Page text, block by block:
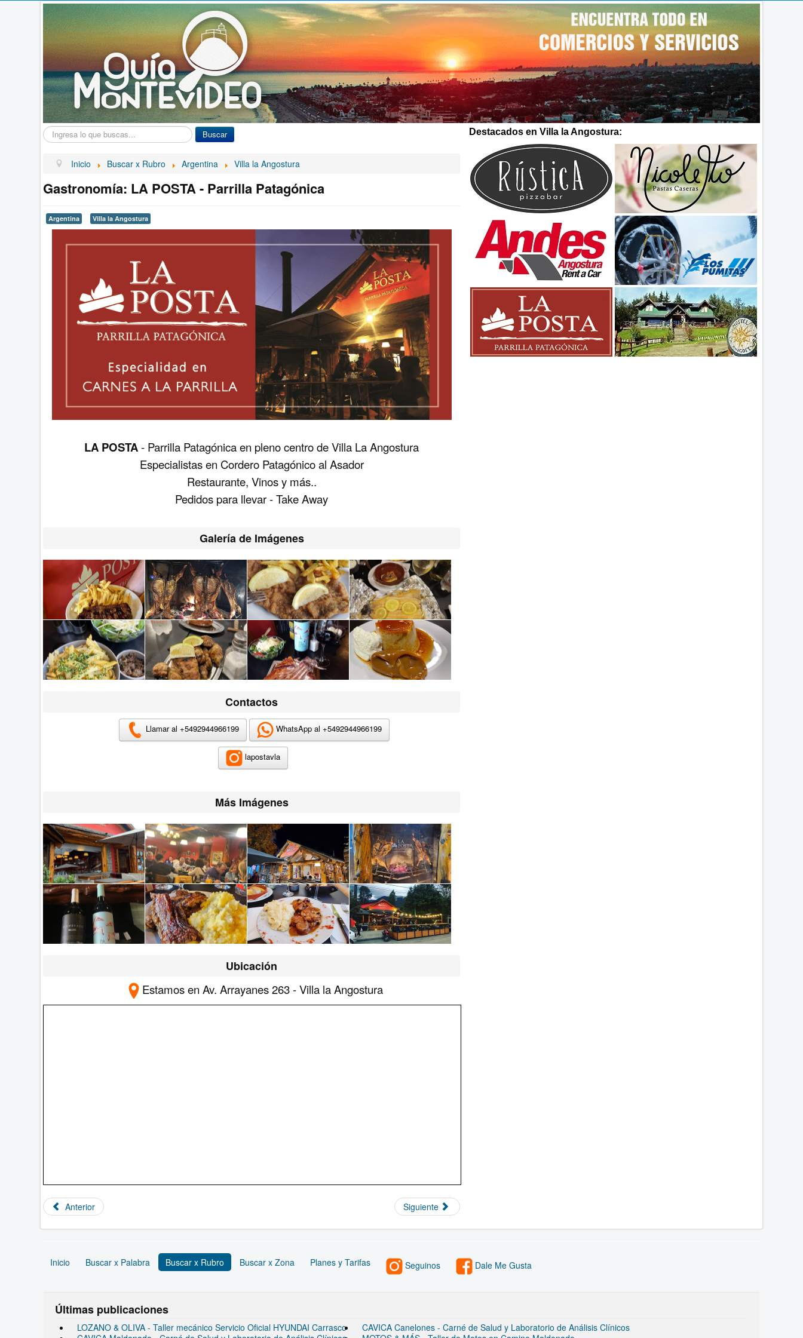
Buscar... Buscar
Inicio Buscar x Rubro Argentina Villa la Angostura
Gastronomía: LA POSTA - Parrilla Patagónica
Argentina Villa la Angostura
LA POSTA- Parrilla Patagónica en pleno centro de Villa La Angostura
Especialistas en Cordero Patagónico al Asador
Restaurante, Vinos y más..
Pedidos para llevar - Take Away
Galería de Imágenes
Contactos
Llamar al +5492944966199 WhatsApp al +5492944966199
lapostavla
Más Imágenes
Ubicación
Estamosen Av. Arrayanes 263 - Villa la Angostura
Anterior Siguiente
Destacados en Villa la Angostura:
Inicio Buscar x Palabra Buscar x Rubro Buscar x Zona Planes y Tarifas Seguinos Dale Me Gusta
Últimas publicaciones
LOZANO & OLIVA - Taller mecánico Servicio Oficial HYUNDAI Carrasco
CAVICA Canelones - Carné de Salud y Laboratorio de Análisis Clínicos